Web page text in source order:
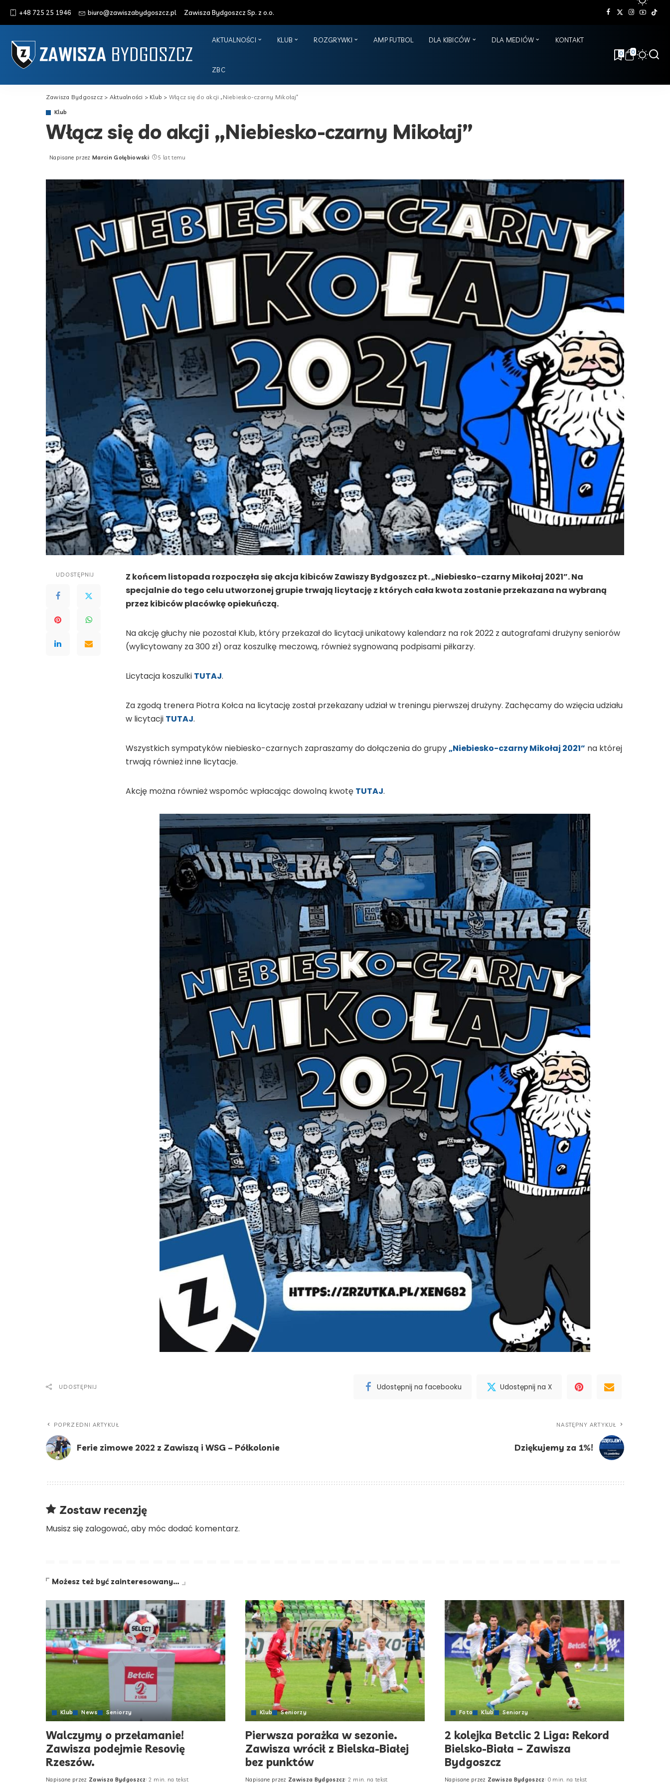
+48 725 25 1946 biuro@zawiszabydgoszcz.pl Zawisza Bydgoszcz Sp. z o.o.
AKTUALNOŚCI KLUB ROZGRYWKI AMP FUTBOL DLA KIBICÓW DLA MEDIÓW KONTAKT
ZBC
0 0
Zawisza Bydgoszcz > Aktualności > Klub > Włącz się do akcji „Niebiesko-czarny Mikołaj”
Klub
Włącz się do akcji „Niebiesko-czarny Mikołaj”
Posted
Napisane przez Marcin Gołębiowski 5 lat temu
UDOSTĘPNIJ
Z końcem listopada rozpoczęła się akcja kibiców Zawiszy Bydgoszcz pt. „Niebiesko-czarny Mikołaj 2021”. Na
specjalnie do tego celu utworzonej grupie trwają licytację z których cała kwota zostanie przekazana na wybraną
przez kibiców placówkę opiekuńczą.
Na akcję głuchy nie pozostał Klub, który przekazał do licytacji unikatowy kalendarz na rok 2022 z autografami drużyny seniorów
(wylicytowany za 300 zł) oraz koszulkę meczową, również sygnowaną podpisami piłkarzy.
Licytacja koszulki TUTAJ.
Za zgodą trenera Piotra Kołca na licytację został przekazany udział w treningu pierwszej drużyny. Zachęcamy do wzięcia udziału
w licytacji TUTAJ.
Wszystkich sympatyków niebiesko-czarnych zapraszamy do dołączenia do grupy„Niebiesko-czarny Mikołaj 2021” na której
trwają również inne licytacje.
Akcję można również wspomóc wpłacając dowolną kwotę TUTAJ.
UDOSTĘPNIJ Udostępnij na facebooku Udostępnij na X
POPRZEDNI ARTYKUŁ
Ferie zimowe 2022 z Zawiszą i WSG – Półkolonie
NASTĘPNY ARTYKUŁ
Dziękujemy za 1%!
Zostaw recenzję
Musisz się zalogować, aby móc dodać komentarz.
Możesz też być zainteresowany…
Klub News Seniorzy
Walczymy o przełamanie!
Zawisza podejmie Resovię
Rzeszów.
Posted
Napisane przez Zawisza Bydgoszcz 2 min. na tekst
Klub Seniorzy
Pierwsza porażka w sezonie.
Zawisza wrócił z Bielska-Białej
bez punktów
Posted
Napisane przez Zawisza Bydgoszcz 2 min. na tekst
Foto Klub Seniorzy
2 kolejka Betclic 2 Liga: Rekord
Bielsko-Biała – Zawisza
Bydgoszcz
Posted
Napisane przez Zawisza Bydgoszcz 0 min. na tekst